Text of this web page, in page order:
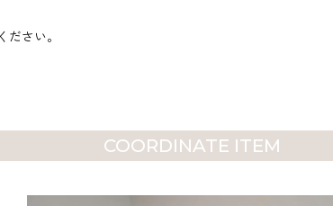
さい。
COORDINATE ITEM